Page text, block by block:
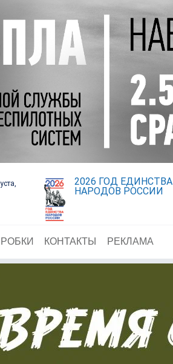
2026 ГОД ЕДИНСТВА
НАРОДОВ РОССИИ
КОНТАКТЫ РЕКЛАМА